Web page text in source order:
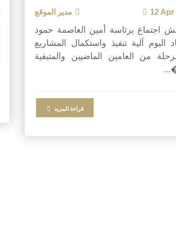
مدير الموقع 12 Apr
اجتماع برئاسة أمين العاصمة حمود
اليوم آلية تنفيذ واستكمال المشاريع
من العامين الماضيين والمتبقية
قراءة المزيد